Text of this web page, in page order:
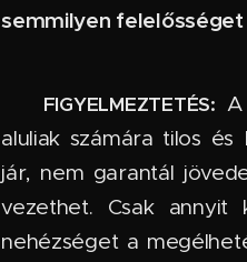
semmilyen felelősséget
FIGYELMEZTETÉS: A
aluliak számára tilos
jár, nem garantál
vezethet. Csak annyit
nehézséget a